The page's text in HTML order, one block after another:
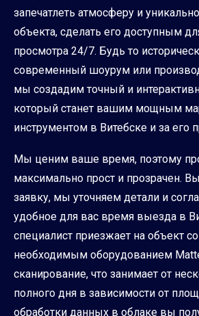
запечатлеть атмосферу и
объекта, сделать его доступным
просмотра 24/7. Будь то
современный шоурум или
мы создадим точный и
который станет вашим мощным
инструментом в Витебске и за его
Мы ценим ваше время, поэтому
максимально прост и прозрачен.
заявку, мы уточняем детали и
удобное для вас время выезда в
специалист приезжает на объект
необходимым оборудованием
сканирование, что занимает от
полного дня в зависимости от
обработки данных в облаке вы